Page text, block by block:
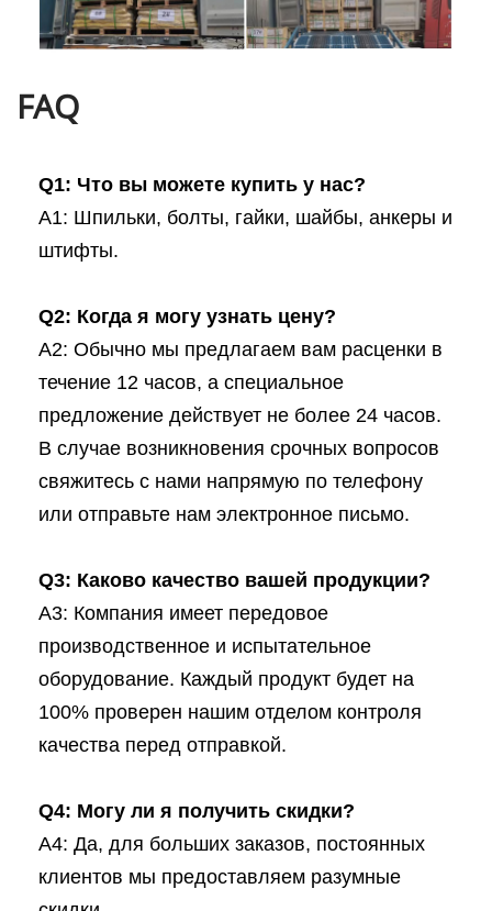
FAQ
Q1: Что вы можете купить у нас?
A1: Шпильки, болты, гайки, шайбы, анкеры и
штифты.
Q2: Когда я могу узнать цену?
A2: Обычно мы предлагаем вам расценки в
течение 12 часов, а специальное
предложение действует не более 24 часов.
В случае возникновения срочных вопросов
свяжитесь с нами напрямую по телефону
или отправьте нам электронное письмо.
Q3: Каково качество вашей продукции?
A3: Компания имеет передовое
производственное и испытательное
оборудование. Каждый продукт будет на
100% проверен нашим отделом контроля
качества перед отправкой.
Q4: Могу ли я получить скидки?
A4: Да, для больших заказов, постоянных
клиентов мы предоставляем разумные